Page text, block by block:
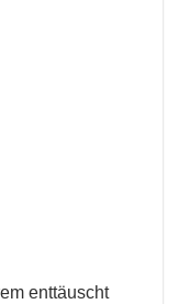
enttäuscht